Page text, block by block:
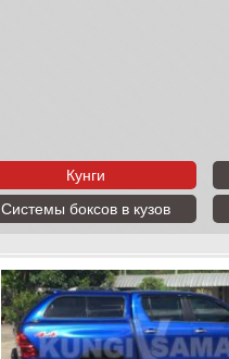
Кунги
Системы боксов в кузов